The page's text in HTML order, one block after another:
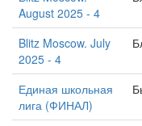
August 2025 - 4
Blitz Moscow. July
2025 - 4
Единая школьная
лига (ФИНАЛ)